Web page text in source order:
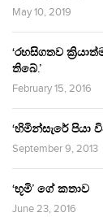
May 10, 2019
‘රහසිගතව
තිබේ.’
February 15, 2016
‘හිමින්සැරේ පියා
September 9, 2013
‘භූමි’ ගේ කතාව
June 23, 2016